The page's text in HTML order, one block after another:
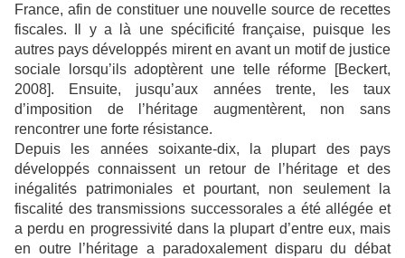
France, afin de constituer une nouvelle source de recettes
fiscales. Il y a là une spécificité française, puisque les
autres pays développés mirent en avant un motif de justice
sociale lorsqu’ils adoptèrent une telle réforme [Beckert,
2008]. Ensuite, jusqu’aux années trente, les taux
d’imposition de l’héritage augmentèrent, non sans
rencontrer une forte résistance.
Depuis les années soixante-dix, la plupart des pays
développés connaissent un retour de l’héritage et des
inégalités patrimoniales et pourtant, non seulement la
fiscalité des transmissions successorales a été allégée et
a perdu en progressivité dans la plupart d’entre eux, mais
en outre l’héritage a paradoxalement disparu du débat